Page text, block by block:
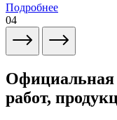
Подробнее
04
Официальная
работ,